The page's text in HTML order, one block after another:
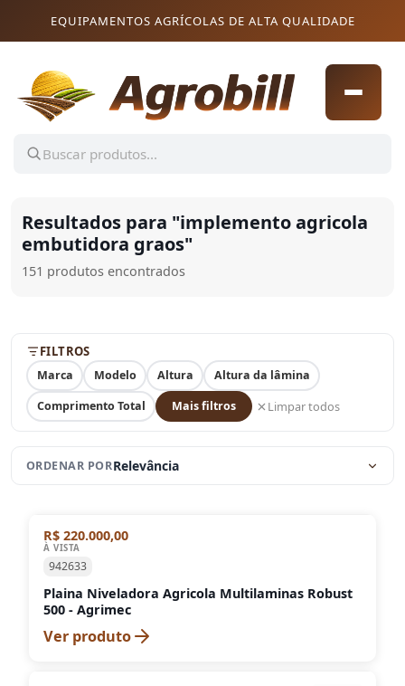
EQUIPAMENTOS AGRÍCOLAS DE ALTA QUALIDADE
Resultados para "implemento agricola
embutidora graos"
151 produtos encontrados
FILTROS
Marca Modelo Altura
Altura da lâmina
Comprimento Total
Mais filtros Limpar todos
ORDENAR PORRelevância
R$ 220.000,00
À VISTA
942633
Plaina Niveladora Agricola Multilaminas Robust
500 - Agrimec
Ver produto